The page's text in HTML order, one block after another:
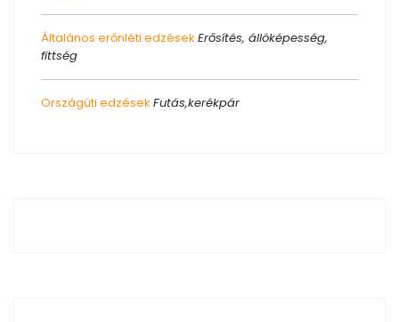
Általános erőnléti edzések Erősítés, állóképesség,
fittség
Országúti edzések Futás,kerékpár